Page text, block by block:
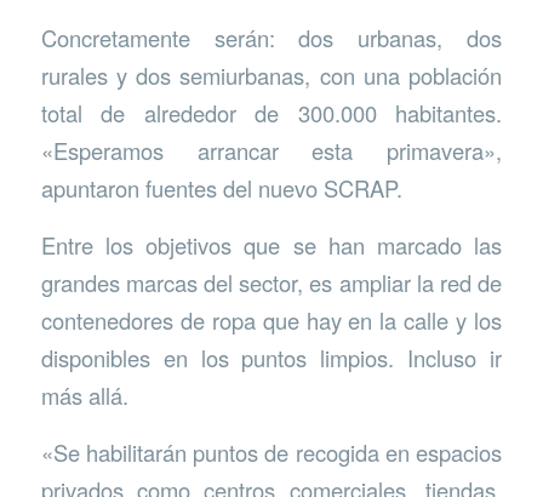
Concretamente serán: dos urbanas, dos
rurales y dos semiurbanas, con una población
total de alrededor de 300.000 habitantes.
«Esperamos arrancar esta primavera»,
apuntaron fuentes del nuevo SCRAP.
Entre los objetivos que se han marcado las
grandes marcas del sector, es ampliar la red de
contenedores de ropa que hay en la calle y los
disponibles en los puntos limpios. Incluso ir
más allá.
«Se habilitarán puntos de recogida en espacios
privados como centros comerciales, tiendas,